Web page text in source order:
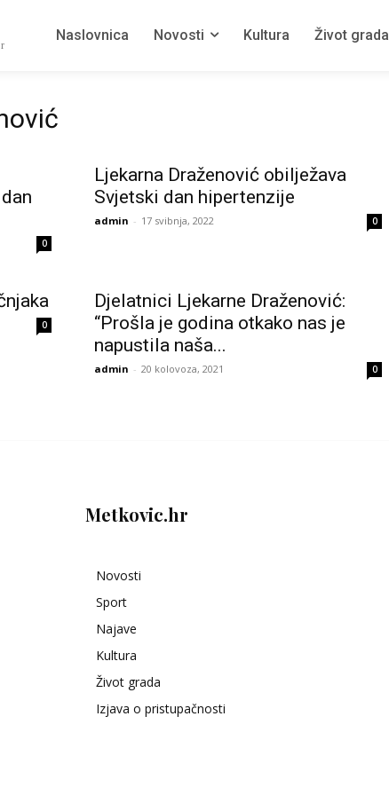
Naslovnica Novosti Kultura Život grada
0
Ljekarna Draženović obilježava
Svjetski dan hipertenzije
admin - 17 svibnja, 2022 0
0
Djelatnici Ljekarne Draženović:
“Prošla je godina otkako nas je
napustila naša...
admin - 20 kolovoza, 2021 0
Metkovic.hr
Novosti
Sport
Najave
Kultura
Život grada
Izjava o pristupačnosti